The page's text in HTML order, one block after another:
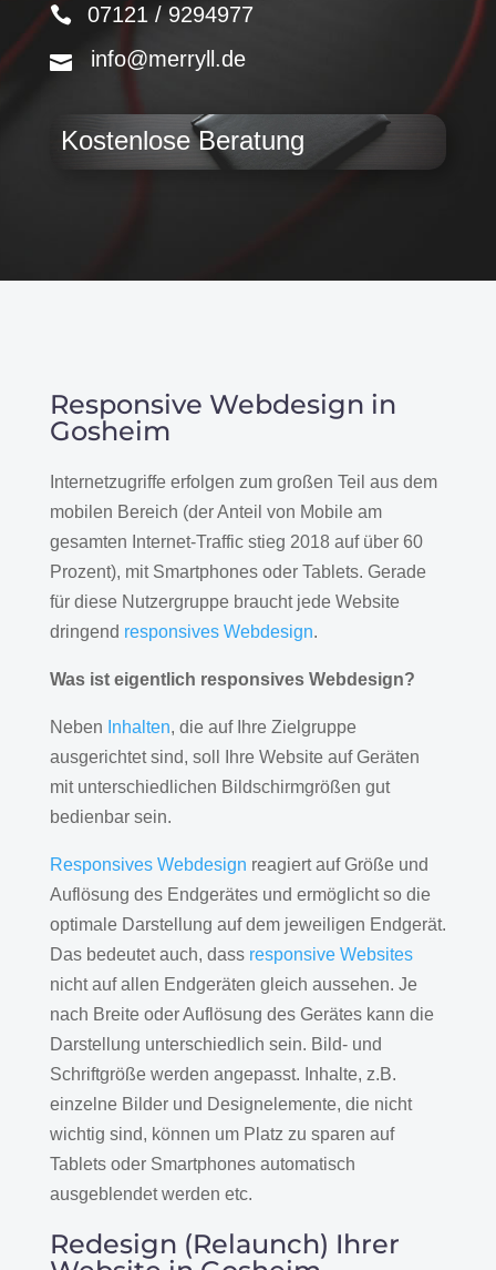
07121 / 9294977
info@merryll.de
Kostenlose Beratung
Responsive Webdesign in
Gosheim
Internetzugriffe erfolgen zum großen Teil aus dem
mobilen Bereich (der Anteil von Mobile am
gesamten Internet-Traffic stieg 2018 auf über 60
Prozent), mit Smartphones oder Tablets. Gerade
für diese Nutzergruppe braucht jede Website
dringend responsives Webdesign.
Was ist eigentlich responsives Webdesign?
Neben Inhalten, die auf Ihre Zielgruppe
ausgerichtet sind, soll Ihre Website auf Geräten
mit unterschiedlichen Bildschirmgrößen gut
bedienbar sein.
Responsives Webdesign reagiert auf Größe und
Auflösung des Endgerätes und ermöglicht so die
optimale Darstellung auf dem jeweiligen Endgerät.
Das bedeutet auch, dass responsive Websites
nicht auf allen Endgeräten gleich aussehen. Je
nach Breite oder Auflösung des Gerätes kann die
Darstellung unterschiedlich sein. Bild- und
Schriftgröße werden angepasst. Inhalte, z.B.
einzelne Bilder und Designelemente, die nicht
wichtig sind, können um Platz zu sparen auf
Tablets oder Smartphones automatisch
ausgeblendet werden etc.
Redesign (Relaunch) Ihrer